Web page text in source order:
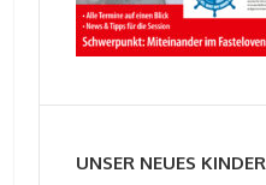
UNSER NEUES